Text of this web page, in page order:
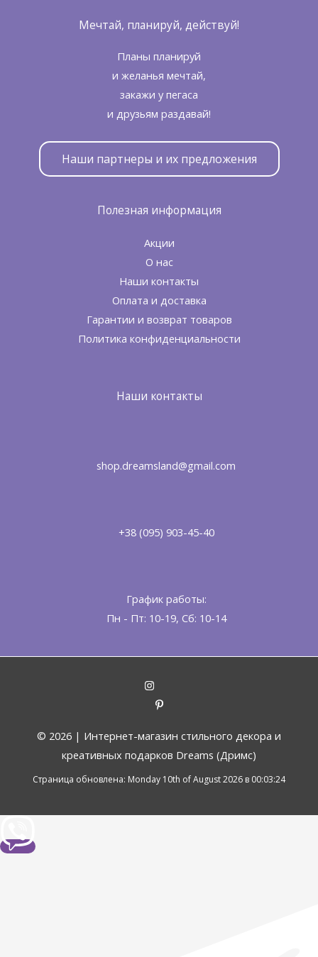
Мечтай, планируй, действуй!
Планы планируй
и желанья мечтай,
закажи у пегаса
и друзьям раздавай!
Наши партнеры и их предложения
Полезная информация
Акции
О нас
Наши контакты
Оплата и доставка
Гарантии и возврат товаров
Политика конфиденциальности
Наши контакты
shop.dreamsland@gmail.com
+38 (095) 903-45-40
График работы:
Пн - Пт: 10-19, Сб: 10-14
© 2026 | Интернет-магазин стильного декора и
креативных подарков Dreams (Дримс)
Страница обновлена: Monday 10th of August 2026 в 00:03:24